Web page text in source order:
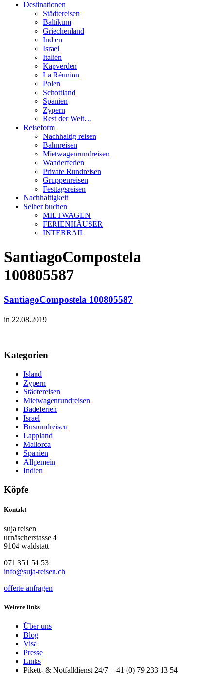
Destinationen
Städtereisen
Baltikum
Griechenland
Indien
Israel
Italien
Kapverden
La Réunion
Polen
Schottland
Spanien
Zypern
Rest der Welt…
Reiseform
Nachhaltig reisen
Bahnreisen
Mietwagenrundreisen
Wanderferien
Private Rundreisen
Gruppenreisen
Festtagsreisen
Nachhaltigkeit
Selber buchen
MIETWAGEN
FERIENHÄUSER
INTERRAIL
SantiagoCompostela
100805587
SantiagoCompostela 100805587
in 22.08.2019
Kategorien
Island
Zypern
Städtereisen
Mietwagenrundreisen
Badeferien
Israel
Busrundreisen
Lappland
Mallorca
Spanien
Allgemein
Indien
Köpfe
Kontakt
suja reisen
urnäscherstasse 4
9104 waldstatt
071 351 54 53
info@suja-reisen.ch
offerte anfragen
Weitere links
Über uns
Blog
Visa
Presse
Links
Pikett- & Notfalldienst 24/7: +41 (0) 79 233 13 54